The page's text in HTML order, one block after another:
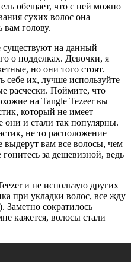
обещает, что с ней можно
сухих волос она
голову.
существуют на данный
о подделках. Девочки, я
но они того стоят.
себе их, лучше используйте
расчески. Поймите, что
на Tangle Tezeer вы
который не имеет
они и стали так популярны.
не то расположение
выдерут вам все волосы, чем
за дешевизной, ведь
и не использую других
при укладки волос, все жду
Заметно сократилось
кажется, волосы стали